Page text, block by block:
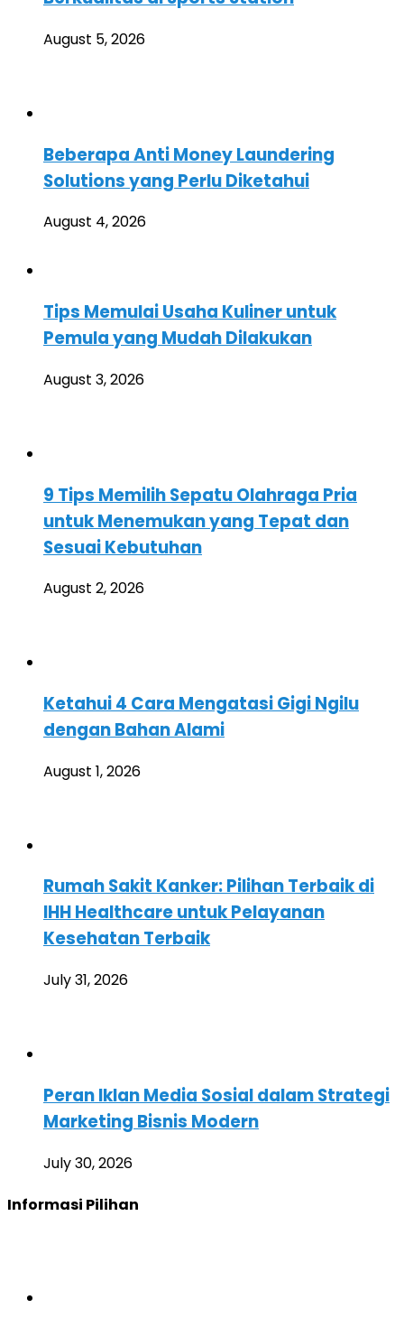
August 5, 2026
Beberapa Anti Money Laundering
Solutions yang Perlu Diketahui
August 4, 2026
Tips Memulai Usaha Kuliner untuk
Pemula yang Mudah Dilakukan
August 3, 2026
9 Tips Memilih Sepatu Olahraga Pria
untuk Menemukan yang Tepat dan
Sesuai Kebutuhan
August 2, 2026
Ketahui 4 Cara Mengatasi Gigi Ngilu
dengan Bahan Alami
August 1, 2026
Rumah Sakit Kanker: Pilihan Terbaik di
IHH Healthcare untuk Pelayanan
Kesehatan Terbaik
July 31, 2026
Peran Iklan Media Sosial dalam Strategi
Marketing Bisnis Modern
July 30, 2026
Informasi Pilihan